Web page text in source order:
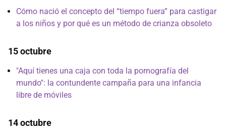
Cómo nació el concepto del “tiempo fuera” para castigar
a los niños y por qué es un método de crianza obsoleto
15 octubre
"Aquí tienes una caja con toda la pornografía del
mundo": la contundente campaña para una infancia
libre de móviles
14 octubre